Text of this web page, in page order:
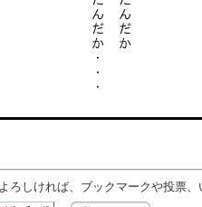
ろしければ、ブックマークや投票